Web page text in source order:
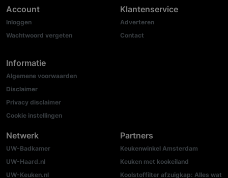
Account
Inloggen
Wachtwoord vergeten
Informatie
Algemene voorwaarden
Disclaimer
Privacy disclaimer
Cookie instellingen
Klantenservice
Adverteren
Contact
Netwerk
UW-Badkamer
UW-Haard.nl
UW-Keuken.nl
Partners
Keukenwinkel Amsterdam
Keuken met kookeiland
Koolstoffilter afzuigkap: Alles wat